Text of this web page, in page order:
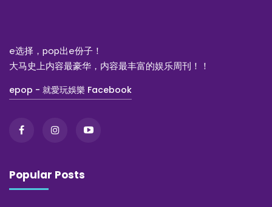
e选择，pop出e份子！
大马史上内容最豪华，内容最丰富的娱乐周刊！！
epop - 就愛玩娛樂 Facebook
Popular Posts